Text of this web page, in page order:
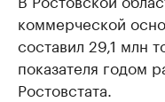
коммерческой
составил 29,1 млн
показателя годом
Ростовстата.